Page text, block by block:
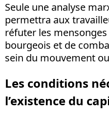
Seule une analyse
permettra aux
réfuter les
bourgeois et de
sein du mouvement
Les conditions
l’existence du